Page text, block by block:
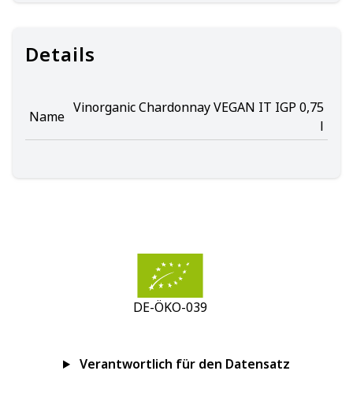
Details
Name
Vinorganic Chardonnay VEGAN IT IGP 0,75
l
DE-ÖKO-039
Verantwortlich für den Datensatz